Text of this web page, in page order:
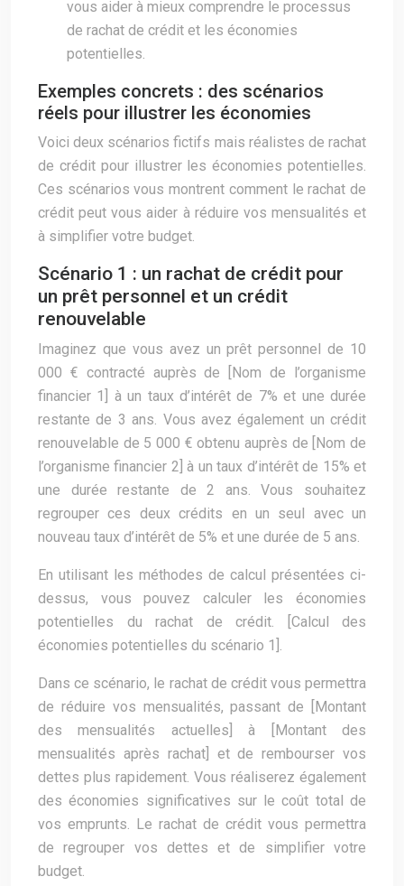
vous aider à mieux comprendre le processus
de rachat de crédit et les économies
potentielles.
Exemples concrets : des scénarios
réels pour illustrer les économies
Voici deux scénarios fictifs mais réalistes de rachat
de crédit pour illustrer les économies potentielles.
Ces scénarios vous montrent comment le rachat de
crédit peut vous aider à réduire vos mensualités et
à simplifier votre budget.
Scénario 1 : un rachat de crédit pour
un prêt personnel et un crédit
renouvelable
Imaginez que vous avez un prêt personnel de 10
000 € contracté auprès de [Nom de l’organisme
financier 1] à un taux d’intérêt de 7% et une durée
restante de 3 ans. Vous avez également un crédit
renouvelable de 5 000 € obtenu auprès de [Nom de
l’organisme financier 2] à un taux d’intérêt de 15% et
une durée restante de 2 ans. Vous souhaitez
regrouper ces deux crédits en un seul avec un
nouveau taux d’intérêt de 5% et une durée de 5 ans.
En utilisant les méthodes de calcul présentées ci-
dessus, vous pouvez calculer les économies
potentielles du rachat de crédit. [Calcul des
économies potentielles du scénario 1].
Dans ce scénario, le rachat de crédit vous permettra
de réduire vos mensualités, passant de [Montant
des mensualités actuelles] à [Montant des
mensualités après rachat] et de rembourser vos
dettes plus rapidement. Vous réaliserez également
des économies significatives sur le coût total de
vos emprunts. Le rachat de crédit vous permettra
de regrouper vos dettes et de simplifier votre
budget.